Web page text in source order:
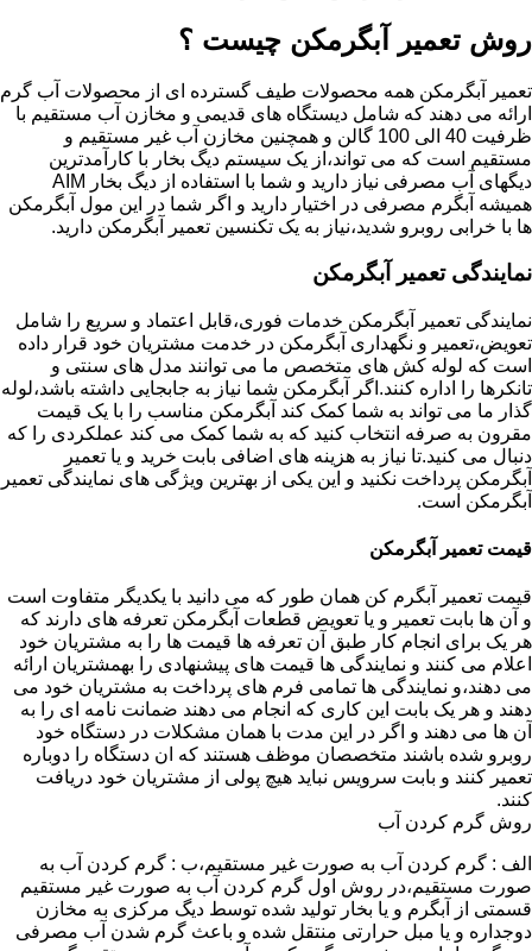
روش تعمیر آبگرمکن چیست ؟
تعمیر آبگرمکن همه محصولات طیف گسترده ای از محصولات آب گرم
ارائه می دهند که شامل دیستگاه های قدیمی و مخازن آب مستقیم با
ظرفیت 40 الی 100 گالن و همچنین مخازن آب غیر مستقیم و
مستقیم است که می تواند،از یک سیستم دیگ بخار با کارآمدترین
دیگهای آب مصرفی نیاز دارید و شما با استفاده از دیگ بخار AIM
همیشه آبگرم مصرفی در اختیار دارید و اگر شما در این مول آبگرمکن
ها با خرابی روبرو شدید،نیاز به یک تکنسین تعمیر آبگرمکن دارید.
نمایندگی تعمیر آبگرمکن
نمایندگی تعمیر آبگرمکن خدمات فوری،قابل اعتماد و سریع را شامل
تعویض،تعمیر و نگهداری آبگرمکن در خدمت مشتریان خود قرار داده
است که لوله کش های متخصص ما می توانند مدل های سنتی و
تانکرها را اداره کنند.اگر آبگرمکن شما نیاز به جابجایی داشته باشد،لوله
گذار ما می تواند به شما کمک کند آبگرمکن مناسب را با یک قیمت
مقرون به صرفه انتخاب کنید که به شما کمک می کند عملکردی را که
دنبال می کنید.تا نیاز به هزینه های اضافی بابت خرید و یا تعمیر
آبگرمکن پرداخت نکنید و این یکی از بهترین ویژگی های نمایندگی تعمیر
آبگرمکن است.
قیمت تعمیر آبگرمکن
قیمت تعمیر آبگرم کن همان طور که می دانید با یکدیگر متفاوت است
و آن ها بابت تعمیر و یا تعویض قطعات آبگرمکن تعرفه های دارند که
هر یک برای انجام کار طبق آن تعرفه ها قیمت ها را به مشتریان خود
اعلام می کنند و نمایندگی ها قیمت های پیشنهادی را بهمشتریان ارائه
می دهند،و نمایندگی ها تمامی فرم های پرداخت به مشتریان خود می
دهند و هر یک بابت این کاری که انجام می دهند ضمانت نامه ای را به
آن ها می دهند و اگر در این مدت با همان مشکلات در دستگاه خود
روبرو شده باشند متخصصان موظف هستند که ان دستگاه را دوباره
تعمیر کنند و بابت سرویس نباید هیچ پولی از مشتریان خود دریافت
کنند.
روش گرم کردن آب
الف : گرم کردن آب به صورت غیر مستقیم،ب : گرم کردن آب به
صورت مستقیم،در روش اول گرم کردن آب به صورت غیر مستقیم
قسمتی از آبگرم و یا بخار تولید شده توسط دیگ مرکزی به مخازن
دوجداره و یا مبل حرارتی منتقل شده و باعث گرم شدن آب مصرفی